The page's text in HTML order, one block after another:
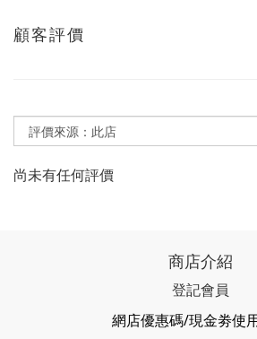
顧客評價
尚未有任何評價
商店介紹
登記會員
網店優惠碼/現金劵使